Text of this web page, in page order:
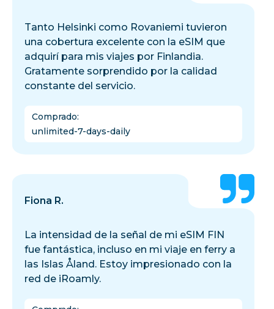
Tanto Helsinki como Rovaniemi tuvieron
una cobertura excelente con la eSIM que
adquirí para mis viajes por Finlandia.
Gratamente sorprendido por la calidad
constante del servicio.
Comprado:
unlimited-7-days-daily
Fiona R.
La intensidad de la señal de mi eSIM FIN
fue fantástica, incluso en mi viaje en ferry a
las Islas Åland. Estoy impresionado con la
red de iRoamly.